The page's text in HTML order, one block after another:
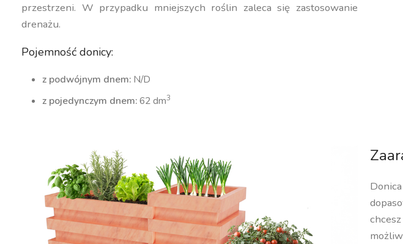
przestrzeni. W przypadku mniejszych roślin zaleca się zastosowanie
drenażu.
Pojemność donicy:
z podwójnym dnem: N/D
z pojedynczym dnem:62 dm3